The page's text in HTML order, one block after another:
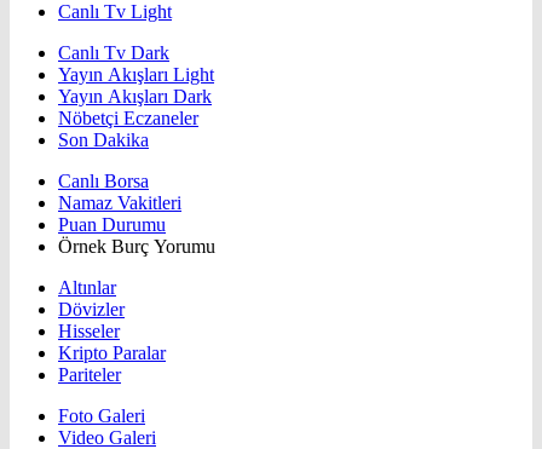
Canlı Tv Light
Canlı Tv Dark
Yayın Akışları Light
Yayın Akışları Dark
Nöbetçi Eczaneler
Son Dakika
Canlı Borsa
Namaz Vakitleri
Puan Durumu
Örnek Burç Yorumu
Altınlar
Dövizler
Hisseler
Kripto Paralar
Pariteler
Foto Galeri
Video Galeri